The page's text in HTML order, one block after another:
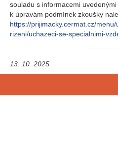
souladu s informacemi
k úpravám podmínek zkoušky
https://prijimacky.cermat.cz/
rizeni/uchazeci-se-specialnimi-
13. 10. 2025